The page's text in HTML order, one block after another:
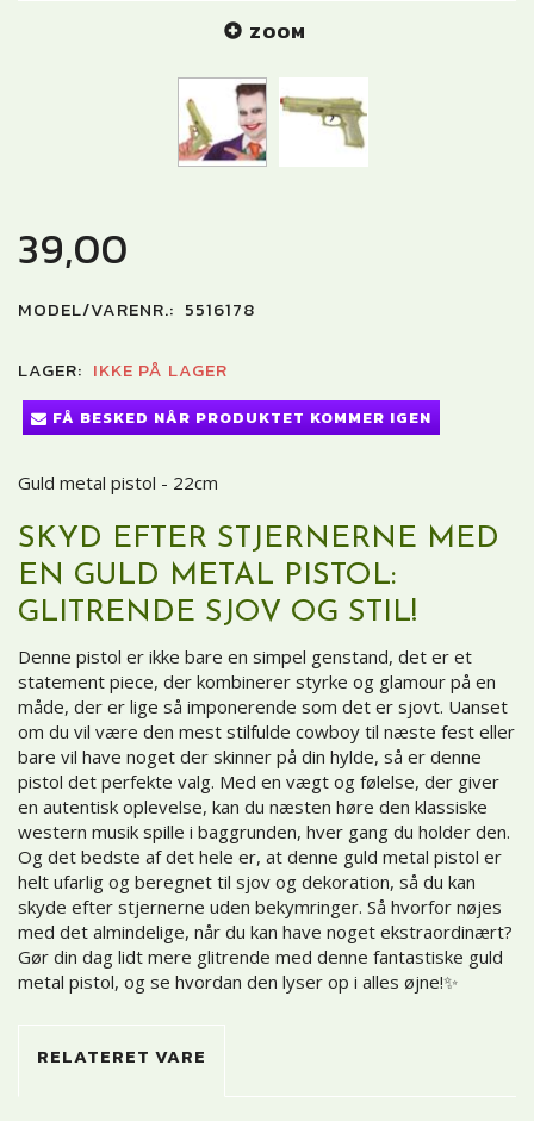
ZOOM
39,00
MODEL/VARENR.: 5516178
LAGER: IKKE PÅ LAGER
FÅ BESKED NÅR PRODUKTET KOMMER IGEN
Guld metal pistol - 22cm
SKYD EFTER STJERNERNE MED
EN GULD METAL PISTOL:
GLITRENDE SJOV OG STIL!
Denne pistol er ikke bare en simpel genstand, det er et
statement piece, der kombinerer styrke og glamour på en
måde, der er lige så imponerende som det er sjovt. Uanset
om du vil være den mest stilfulde cowboy til næste fest eller
bare vil have noget der skinner på din hylde, så er denne
pistol det perfekte valg. Med en vægt og følelse, der giver
en autentisk oplevelse, kan du næsten høre den klassiske
western musik spille i baggrunden, hver gang du holder den.
Og det bedste af det hele er, at denne guld metal pistol er
helt ufarlig og beregnet til sjov og dekoration, så du kan
skyde efter stjernerne uden bekymringer. Så hvorfor nøjes
med det almindelige, når du kan have noget ekstraordinært?
Gør din dag lidt mere glitrende med denne fantastiske guld
metal pistol, og se hvordan den lyser op i alles øjne!✨
RELATERET VARE